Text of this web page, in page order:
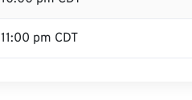
11:00 pm CDT